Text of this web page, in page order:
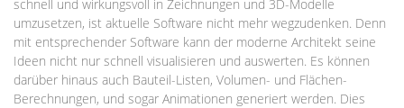
schnell und wirkungsvoll in Zeichnungen und 3D-Modelle
umzusetzen, ist aktuelle Software nicht mehr wegzudenken. Denn
mit entsprechender Software kann der moderne Architekt seine
Ideen nicht nur schnell visualisieren und auswerten. Es können
darüber hinaus auch Bauteil-Listen, Volumen- und Flächen-
Berechnungen, und sogar Animationen generiert werden. Dies